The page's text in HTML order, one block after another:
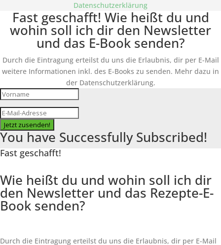
Datenschutzerklärung
Fast geschafft! Wie heißt du und
wohin soll ich dir den Newsletter
und das E-Book senden?
Durch die Eintragung erteilst du uns die Erlaubnis, dir per E-Mail
weitere Informationen inkl. des E-Books zu senden. Mehr dazu in
der Datenschutzerklärung.
Jetzt zusenden!
You have Successfully Subscribed!
Fast geschafft!
Wie heißt du und wohin soll ich dir
den Newsletter und das Rezepte-E-
Book senden?
Durch die Eintragung erteilst du uns die Erlaubnis, dir per E-Mail